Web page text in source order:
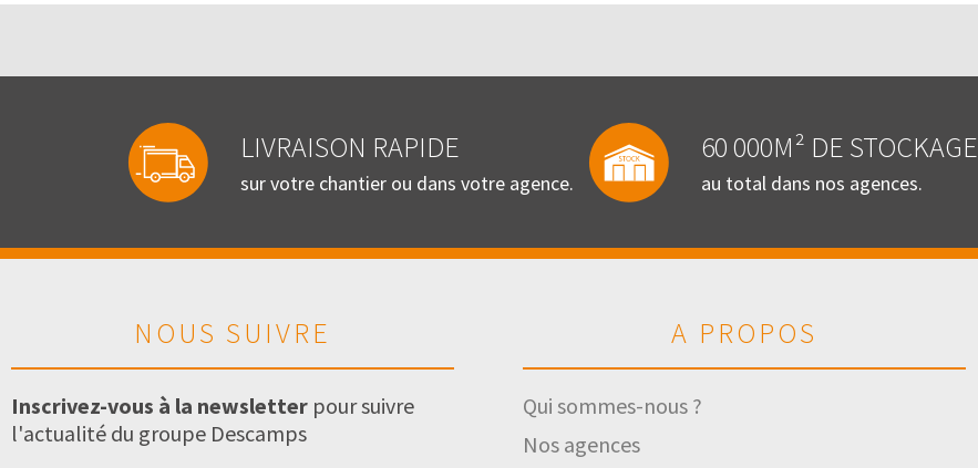
LIVRAISON RAPIDE
sur votre chantier ou dans votre agence.
60 000M² DE STOCKAGE
au total dans nos agences.
NOUS SUIVRE
Inscrivez-vous à la newsletter pour suivre
l'actualité du groupe Descamps
A PROPOS
Qui sommes-nous ?
Nos agences